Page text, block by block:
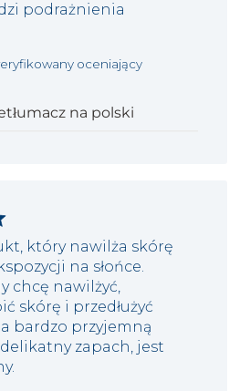
podrażnienia
oceniający
na polski
który nawilża skórę
na słońce.
chcę nawilżyć,
skórę i przedłużyć
bardzo przyjemną
zapach, jest